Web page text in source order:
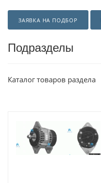
ЗАЯВКА НА ПОДБОР
Подразделы
Каталог товаров раздела